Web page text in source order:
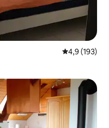
Gemiddelde
4,9 (193)